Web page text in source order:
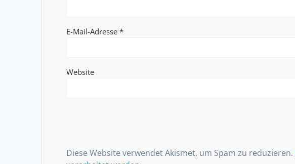
E-Mail-Adresse*
Website
Diese Website verwendet Akismet, um Spam zu reduzieren.